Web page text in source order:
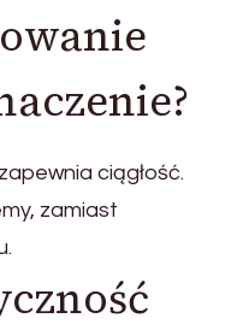
ciągłość.
zamiast